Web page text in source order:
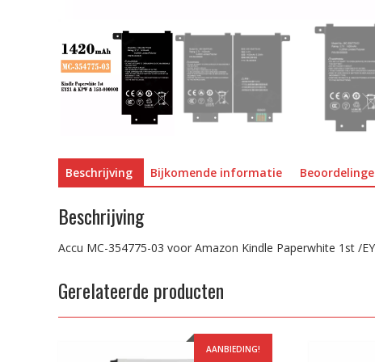
Beschrijving Bijkomende informatie
Beschrijving
Accu MC-354775-03 voor Amazon Kindle Paperwhite 1st /
Gerelateerde producten
AANBIEDING!